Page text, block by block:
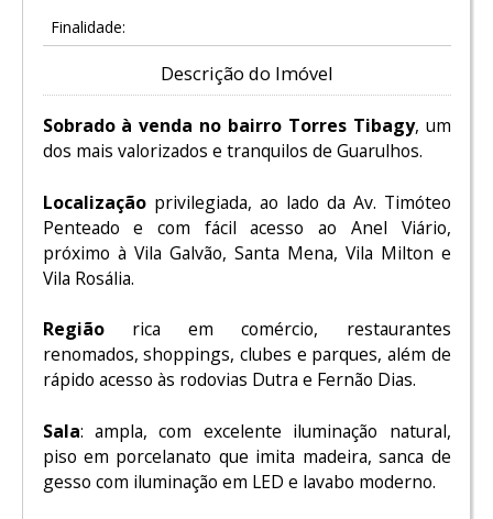
Finalidade:
Descrição do Imóvel
Sobrado à venda no bairro Torres Tibagy, um
dos mais valorizados e tranquilos de Guarulhos.
Localizaçãoprivilegiada, ao lado da Av. Timóteo
Penteado e com fácil acesso ao Anel Viário,
próximo à Vila Galvão, Santa Mena, Vila Milton e
Vila Rosália.
Regiãorica em comércio, restaurantes
renomados, shoppings, clubes e parques, além de
rápido acesso às rodovias Dutra e Fernão Dias.
Sala: ampla, com excelente iluminação natural,
piso em porcelanato que imita madeira, sanca de
gesso com iluminação em LED e lavabo moderno.